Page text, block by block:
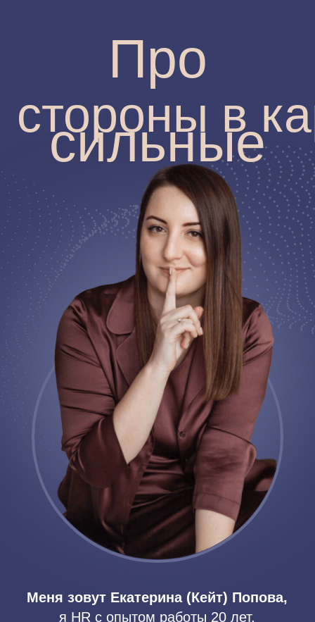
Я более 20 лет проработала в ТОП
компаниях таких как:
Меня зовут Екатерина (Кейт) Попова,
я HR с опытом работы 20 лет,
последние 6 лет я занимаюсь карьерным
консультированием и вхожу в ТОП 10
практикующих карьерных консультантов
в России.
стороны в
Про
сильные